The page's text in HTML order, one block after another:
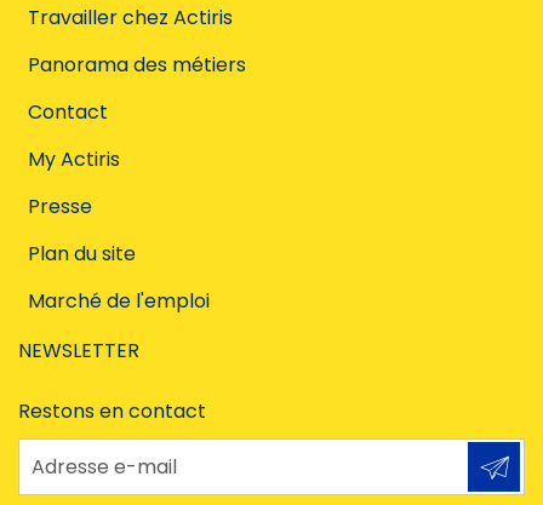
Travailler chez Actiris
Panorama des métiers
Contact
My Actiris
Presse
Plan du site
Marché de l'emploi
NEWSLETTER
Restons en contact
Adresse e-mail